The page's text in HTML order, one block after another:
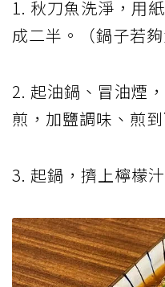
1. 秋刀魚洗淨，用
成二半。（鍋子若
2. 起油鍋、冒油煙
煎，加鹽調味、煎
3. 起鍋，擠上檸檬